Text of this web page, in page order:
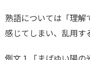
熟語については「理解
感じてしまい、乱用す